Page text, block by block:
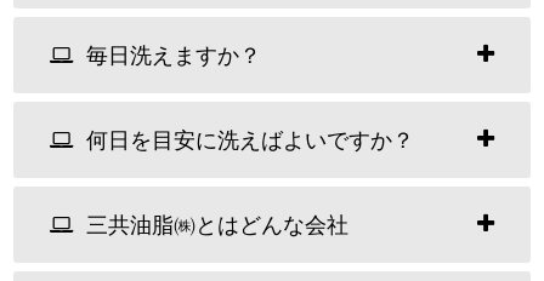
毎日洗えますか？
何日を目安に洗えばよいですか？
三共油脂㈱とはどんな会社